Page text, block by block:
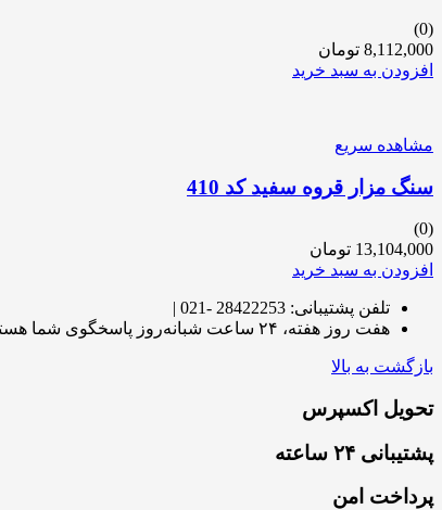
(0)
8,112,000 تومان
افزودن به سبد خرید
مشاهده سریع
سنگ مزار قروه سفید کد 410
(0)
13,104,000 تومان
افزودن به سبد خرید
تلفن پشتیبانی: 28422253 -021 |
هفت روز هفته، ۲۴ ساعت شبانه‌روز پاسخگوی شما هستیم.
بازگشت به بالا
تحویل اکسپرس
پشتیبانی ۲۴ ساعته
پرداخت امن